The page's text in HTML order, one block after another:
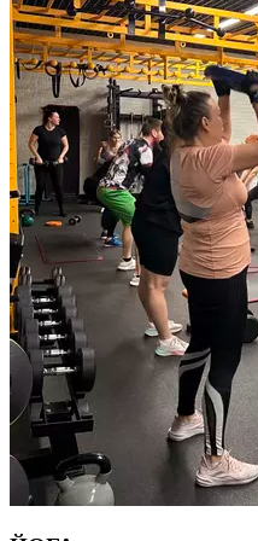
это один цикл Табата.
Подготовленные
циклов за одну тренировку,
цикла. В протокол Табата
упражнения из разных видов
велоспорта, бокса, плавания,